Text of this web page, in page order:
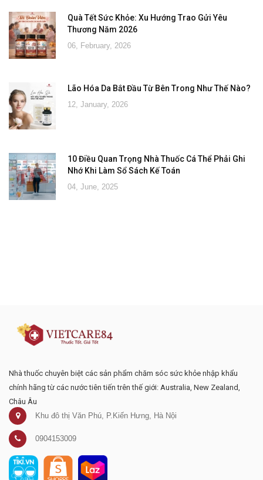
Quà Tết Sức Khỏe: Xu Hướng Trao Gửi Yêu
Thương Năm 2026
06, February, 2026
Lão Hóa Da Bắt Đầu Từ Bên Trong Như Thế Nào?
12, January, 2026
10 Điều Quan Trọng Nhà Thuốc Cá Thể Phải Ghi
Nhớ Khi Làm Sổ Sách Kế Toán
04, June, 2025
Nhà thuốc chuyên biệt các sản phẩm chăm sóc sức khỏe nhập khẩu
chính hãng từ các nước tiên tiến trên thế giới: Australia, New Zealand,
Châu Âu
Khu đô thị Văn Phú, P.Kiến Hưng, Hà Nội
0904153009